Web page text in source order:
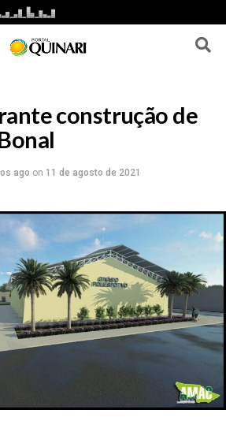
construção de
ago on 11 de agosto de 2021